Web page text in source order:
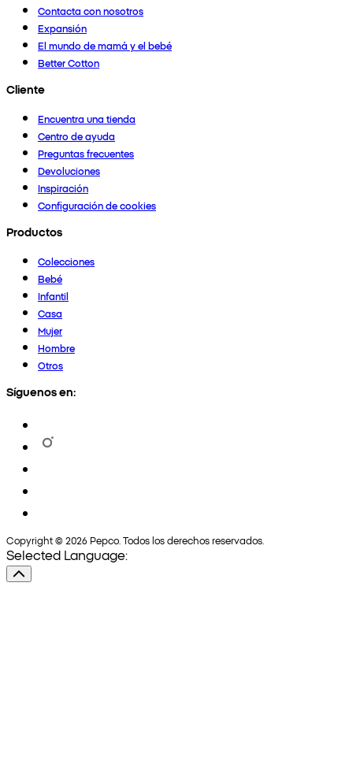
Contacta con nosotros
Expansión
El mundo de mamá y el bebé
Better Cotton
Cliente
Encuentra una tienda
Centro de ayuda
Preguntas frecuentes
Devoluciones
Inspiración
Configuración de cookies
Productos
Colecciones
Bebé
Infantil
Casa
Mujer
Hombre
Otros
Síguenos en:
Copyright © 2026 Pepco. Todos los derechos reservados.
Selected Language: